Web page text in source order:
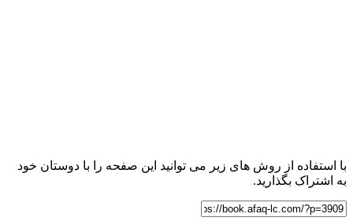
با استفاده از روش های زیر می توانید این صفحه را با دوستان خود
به اشتراک بگذارید.